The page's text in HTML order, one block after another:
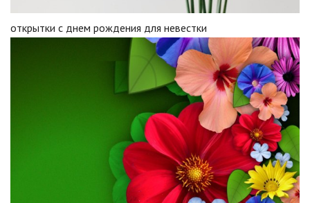
открытки с днем рождения для невестки